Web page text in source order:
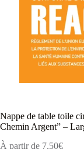
Nappe de table toile
Chemin Argent” –
À partir de 7,50€